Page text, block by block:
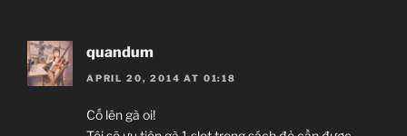
quandum
APRIL 20, 2014 AT 01:18
Cố lên gà oi!